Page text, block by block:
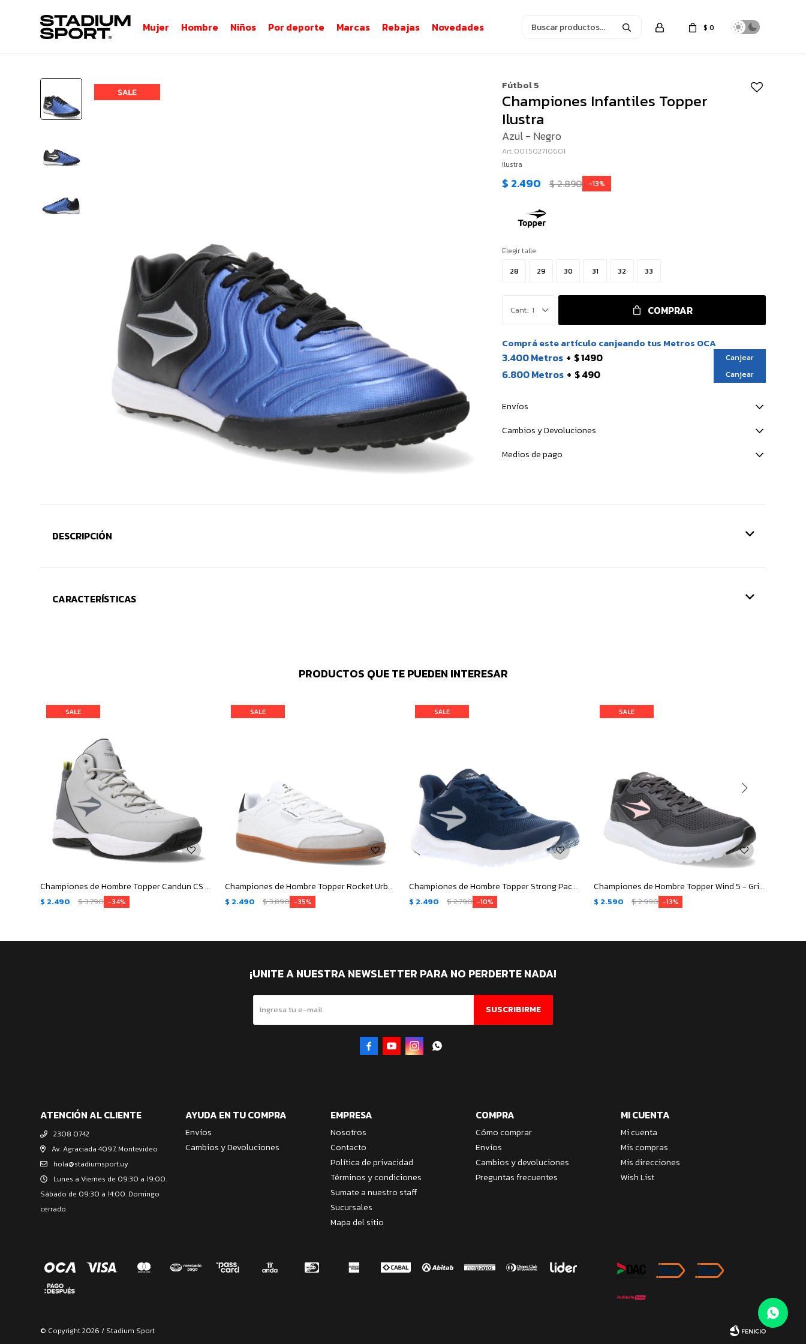
Mujer Hombre Niños Por deporte Marcas Rebajas Novedades $ 0
Fútbol 5
Championes Infantiles Topper
Ilustra
Azul - Negro
001.502710601
Ilustra
$ 2.490 $2.890 13
Elegir talle
28
29 30 31 32 33
1 COMPRAR
Comprá este artículo canjeando tus Metros OCA
3.400 Metros $ 1490 Canjear
6.800 Metros $ 490 Canjear
Envíos
Cambios y Devoluciones
Medios de pago
DESCRIPCIÓN
CARACTERÍSTICAS
PRODUCTOS QUE TE PUEDEN INTERESAR
Championes de Hombre Topper Candun CS - Gris - Negro
$ 2.490 $3.790 34
Championes de Hombre Topper Rocket Urbano - Blanco - Gris - Negro
$ 2.490 $3.890 35
Championes de Hombre Topper Strong Pace III - Azul Marino - Gris
$ 2.490 $2.790 10
Championes de Hombre Topper Wind 5 - Gris - Rosado
$ 2.590 $2.990 13
ATENCIÓN AL CLIENTE
2308 0742
Av. Agraciada 4097, Montevideo
hola@stadiumsport.uy
Lunes a Viernes de 09:30 a 19:00.
Sábado de 09:30 a 14:00. Domingo
cerrado.
AYUDA EN TU COMPRA
Envíos
Cambios y Devoluciones
EMPRESA
Nosotros
Contacto
Política de privacidad
Términos y condiciones
Sumate a nuestro staff
Sucursales
Mapa del sitio
COMPRA
Cómo comprar
Envíos
Cambios y devoluciones
Preguntas frecuentes
MI CUENTA
Mi cuenta
Mis compras
Mis direcciones
Wish List
¡UNITE A NUESTRA NEWSLETTER PARA NO PERDERTE NADA!
SUSCRIBIRME
   
© Copyright 2026 / Stadium Sport